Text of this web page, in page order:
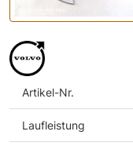
Artikel-Nr.
Laufleistung